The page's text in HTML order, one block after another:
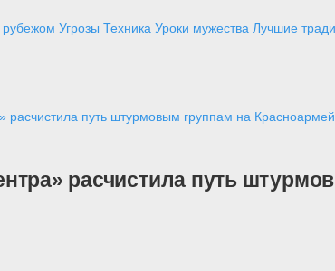
рубежом Угрозы Техника Уроки мужества Лучшие
расчистила путь штурмовым группам на
расчистила путь